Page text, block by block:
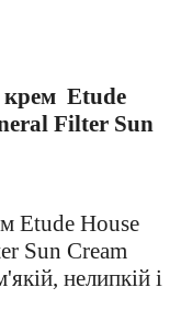
крем Etude
Filter Sun
Etude House
Sun Cream
нелипкій і